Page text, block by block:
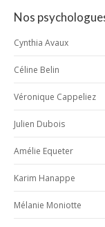
Nos
Cynthia Avaux
Céline Belin
Véronique Cappeliez
Julien Dubois
Amélie Equeter
Karim Hanappe
Mélanie Moniotte